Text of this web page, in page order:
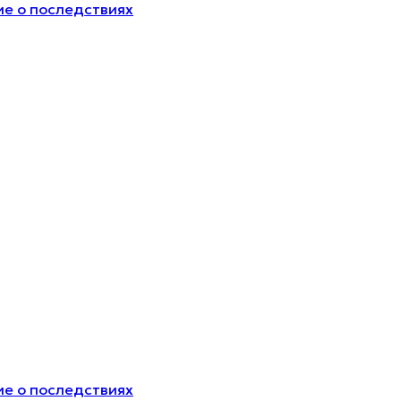
о последствиях
о последствиях